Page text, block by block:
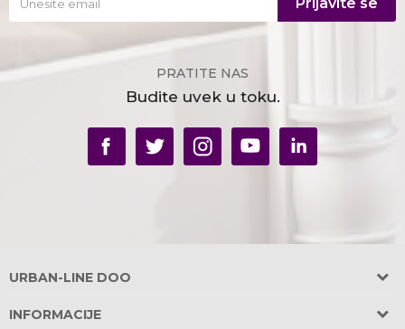
PRATITE NAS
Budite uvek u toku.
URBAN-LINE DOO
INFORMACIJE